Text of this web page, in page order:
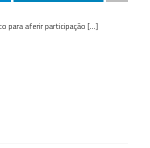
para aferir participação […]